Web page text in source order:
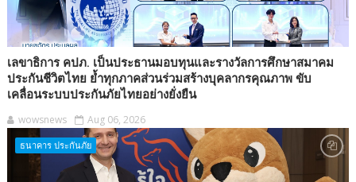
เลขาธิการ คปภ. เป็นประธานมอบทุนและรางวัลการศึกษาสมาคม
ประกันชีวิตไทย ย้ำทุกภาคส่วนร่วมสร้างบุคลากรคุณภาพ ขับ
เคลื่อนระบบประกันภัยไทยอย่างยั่งยืน
wowsnews Aug 06, 2026
ธนาคาร ประกันภัย